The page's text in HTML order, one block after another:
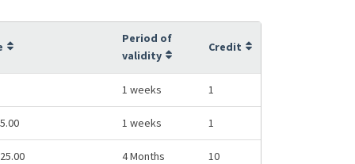
Period of
validity
Credit
1 weeks 1
1 weeks 1
4 Months 10